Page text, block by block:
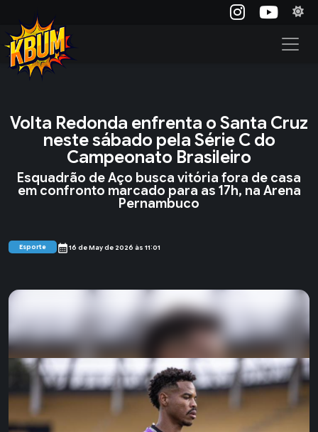
Volta Redonda enfrenta o Santa Cruz
neste sábado pela Série C do
Campeonato Brasileiro
Esquadrão de Aço busca vitória fora de casa
em confronto marcado para as 17h, na Arena
Pernambuco
Esporte calendar_month16 de May de 2026 às 11:01